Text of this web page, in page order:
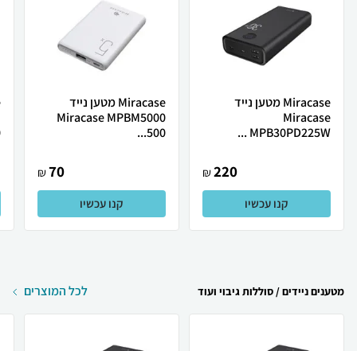
Miracase מטען נייד
Miracase
MPB30PD225W ...
220
₪
קנו עכשיו
Miracase מטען נייד
Miracase MPBM5000
500...
70
₪
קנו עכשיו
מטענים ניידים / סוללות גיבוי ועוד לכל המוצרים